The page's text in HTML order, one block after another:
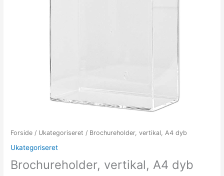
Forside / Ukategoriseret / Brochureholder, vertikal, A4 dyb
Ukategoriseret
Brochureholder, vertikal, A4 dyb